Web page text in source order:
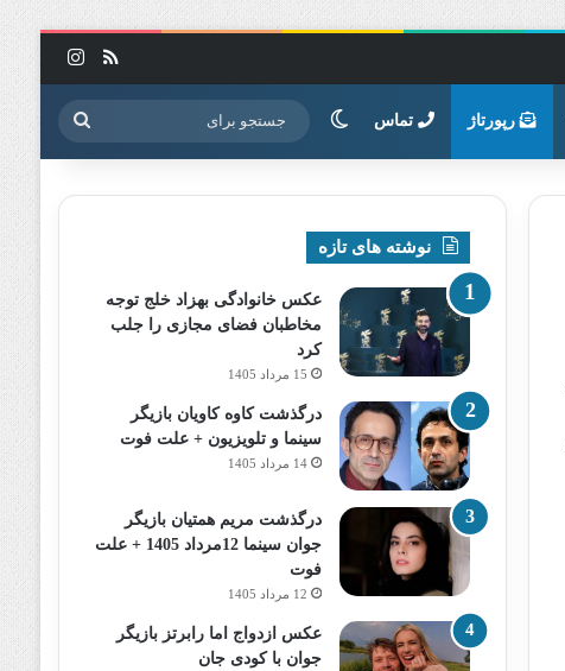
خوراک
رپورتاژ تماس تغییر پوسته جستجو
برای
نوشته های تازه
عکس خانوادگی بهزاد خلج توجه
مخاطبان فضای مجازی را جلب
کرد
15 مرداد 1405
درگذشت کاوه کاویان بازیگر
سینما و تلویزیون + علت فوت
14 مرداد 1405
درگذشت مریم همتیان بازیگر
جوان سینما 12مرداد 1405 + علت
فوت
12 مرداد 1405
عکس ازدواج اما رابرتز بازیگر
جوان با کودی جان